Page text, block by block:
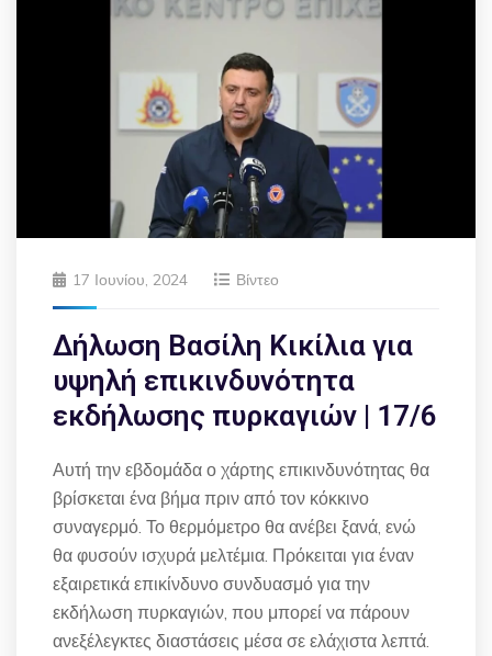
17 Ιουνίου, 2024 Βίντεο
Δήλωση Βασίλη Κικίλια για
υψηλή επικινδυνότητα
εκδήλωσης πυρκαγιών | 17/6
Αυτή την εβδομάδα ο χάρτης επικινδυνότητας θα
βρίσκεται ένα βήμα πριν από τον κόκκινο
συναγερμό. Το θερμόμετρο θα ανέβει ξανά, ενώ
θα φυσούν ισχυρά μελτέμια. Πρόκειται για έναν
εξαιρετικά επικίνδυνο συνδυασμό για την
εκδήλωση πυρκαγιών, που μπορεί να πάρουν
ανεξέλεγκτες διαστάσεις μέσα σε ελάχιστα λεπτά.